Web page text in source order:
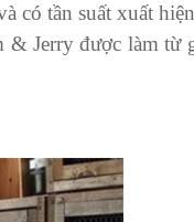
có tần suất xuất
Jerry được làm